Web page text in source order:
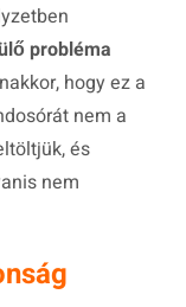
probléma
hogy ez a
nem a
és
nem